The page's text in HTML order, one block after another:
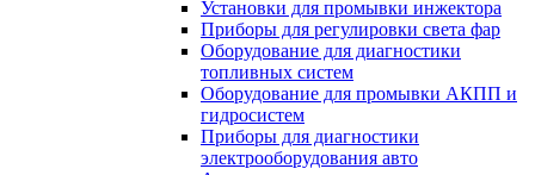
Установки для промывки инжектора
Приборы для регулировки света фар
Оборудование для диагностики
топливных систем
Оборудование для промывки АКПП и
гидросистем
Приборы для диагностики
электрооборудования авто